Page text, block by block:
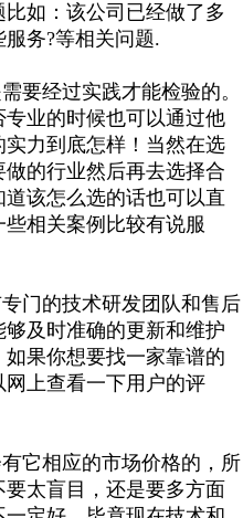
如：该公司已经做了多
务?等相关问题.
要经过实践才能检验的。
业的时候也可以通过他
力到底怎样！当然在选
的行业然后再去选择合
该怎么选的话也可以直
相关案例比较有说服
门的技术研发团队和售后
及时准确的更新和维护
果你想要找一家靠谱的
上查看一下用户的评
它相应的市场价格的，所
太盲目，还是要多方面